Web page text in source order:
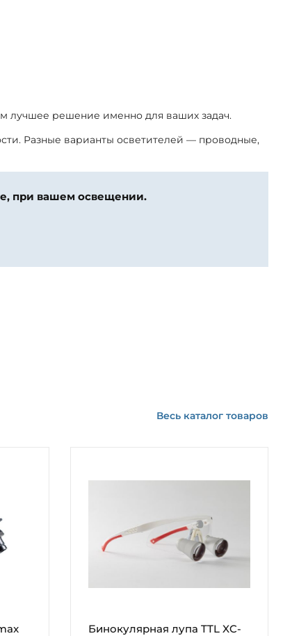
лучшее решение именно для ваших задач.
Разные варианты осветителей — проводные,
при вашем освещении.
Весь каталог товаров
Бинокулярная лупа TTL XC-